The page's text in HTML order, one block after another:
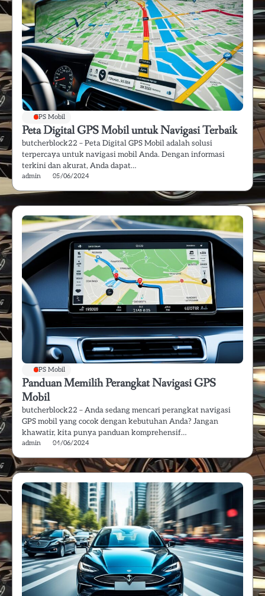
GPS Mobil
Peta Digital GPS Mobil untuk Navigasi Terbaik
butcherblock22 – Peta Digital GPS Mobil adalah solusi
terpercaya untuk navigasi mobil Anda. Dengan informasi
terkini dan akurat, Anda dapat…
admin 05/06/2024
GPS Mobil
Panduan Memilih Perangkat Navigasi GPS
Mobil
butcherblock22 – Anda sedang mencari perangkat navigasi
GPS mobil yang cocok dengan kebutuhan Anda? Jangan
khawatir, kita punya panduan komprehensif…
admin 04/06/2024